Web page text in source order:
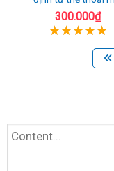
300.000₫